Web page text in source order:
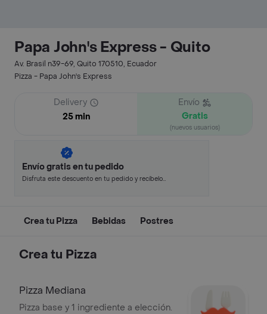
Papa John's Express - Quito
Av. Brasil n39-69, Quito 170510, Ecuador
Pizza - Papa John's Express
Delivery
25 min
Envío
Gratis
(nuevos usuarios)
Envío gratis en tu pedido
Disfruta este descuento en tu pedido y recíbelo
Crea tu Pizza Bebidas Postres
Crea tu Pizza
Pizza Mediana
Pizza base y 1 ingrediente a elección.